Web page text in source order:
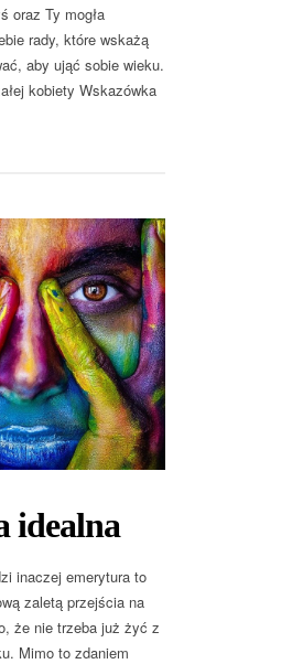
oraz Ty mogła
rady, które wskażą
aby ująć sobie wieku.
kobiety Wskazówka
idealna
inaczej emerytura to
zaletą przejścia na
że nie trzeba już żyć z
Mimo to zdaniem